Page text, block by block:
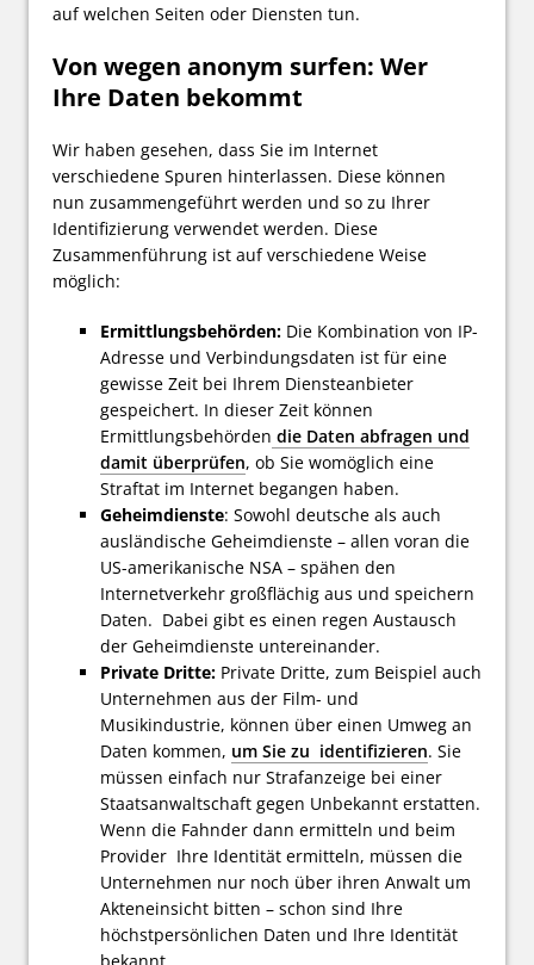
auf welchen Seiten oder Diensten tun.
Von wegen anonym surfen: Wer
Ihre Daten bekommt
Wir haben gesehen, dass Sie im Internet
verschiedene Spuren hinterlassen. Diese können
nun zusammengeführt werden und so zu Ihrer
Identifizierung verwendet werden. Diese
Zusammenführung ist auf verschiedene Weise
möglich:
Ermittlungsbehörden: Die Kombination von IP-
Adresse und Verbindungsdaten ist für eine
gewisse Zeit bei Ihrem Diensteanbieter
gespeichert. In dieser Zeit können
Ermittlungsbehörden die Daten abfragen und
damit überprüfen, ob Sie womöglich eine
Straftat im Internet begangen haben.
Geheimdienste: Sowohl deutsche als auch
ausländische Geheimdienste – allen voran die
US-amerikanische NSA – spähen den
Internetverkehr großflächig aus und speichern
Daten. Dabei gibt es einen regen Austausch
der Geheimdienste untereinander.
Private Dritte: Private Dritte, zum Beispiel auch
Unternehmen aus der Film- und
Musikindustrie, können über einen Umweg an
Daten kommen, um Sie zu identifizieren. Sie
müssen einfach nur Strafanzeige bei einer
Staatsanwaltschaft gegen Unbekannt erstatten.
Wenn die Fahnder dann ermitteln und beim
Provider Ihre Identität ermitteln, müssen die
Unternehmen nur noch über ihren Anwalt um
Akteneinsicht bitten – schon sind Ihre
höchstpersönlichen Daten und Ihre Identität